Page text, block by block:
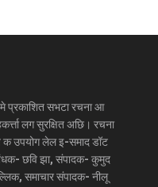
मे प्रकाशित सभटा रचना आ
लग सुरक्षित अछि। रचना
उपयोग लेल इ-समाद डॉट
छवि झा, संपादक- कुमुद
समाचार संपादक- नीलू